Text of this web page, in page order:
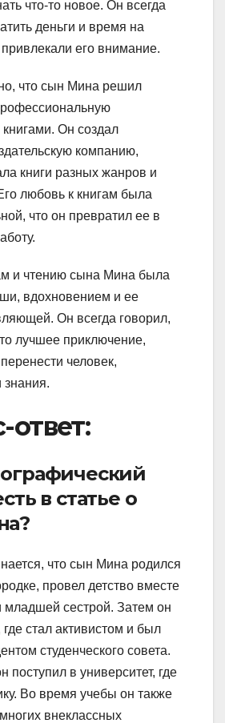
что-то новое. Он всегда
деньги и время на
его внимание.
что сын Мина решил
книгами. Он создал
компанию,
книги разных жанров и
любовь к книгам была
что он превратил ее в
и чтению сына Мина была
вдохновением и ее
Он всегда говорил,
лучшее приключение,
человек,
ответ:
в статье о
что сын Мина родился
провел детство вместе
младшей сестрой. Затем он
стал активистом и был
студенческого совета.
поступил в университет, где
Во время учебы он также
внеклассных